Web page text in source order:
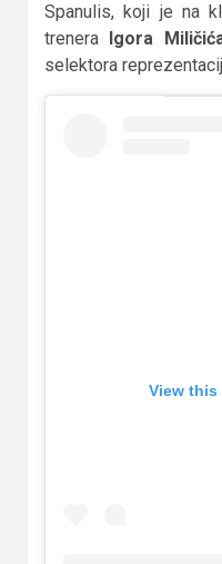
Spanulis, koji je na
trenera Igora
selektora
View this